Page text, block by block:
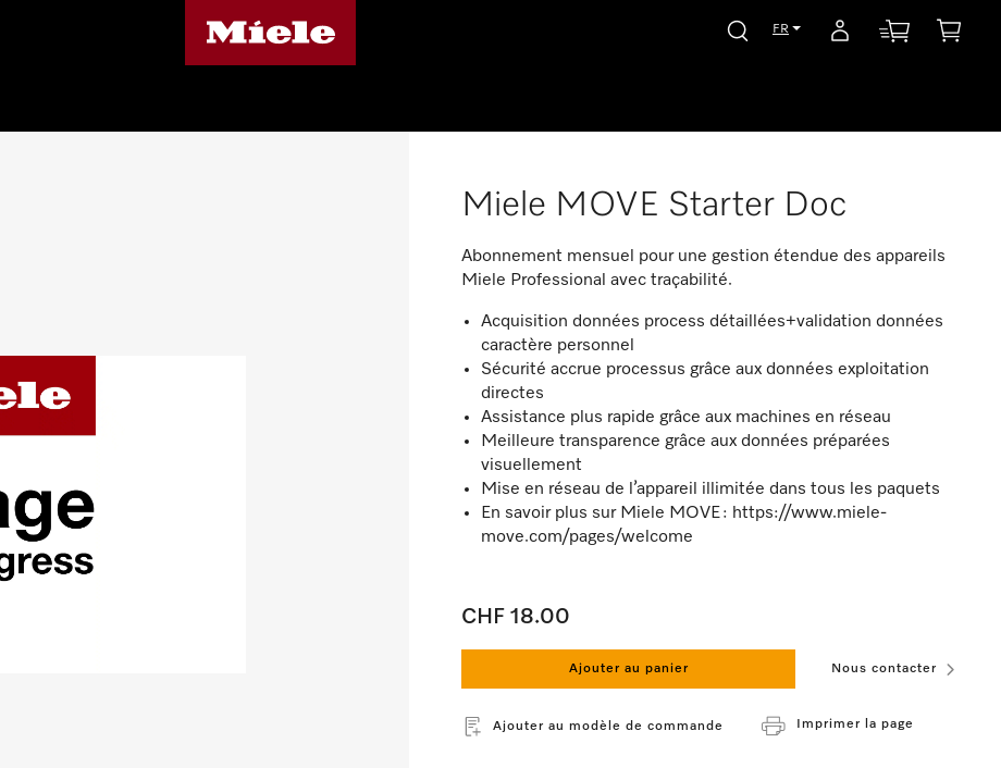
FR
Miele MOVE Starter Doc
Abonnement mensuel pour une gestion étendue des appareils
Miele Professional avec traçabilité.
Acquisition données process détaillées+validation données
caractère personnel
Sécurité accrue processus grâce aux données exploitation
directes
Assistance plus rapide grâce aux machines en réseau
Meilleure transparence grâce aux données préparées
visuellement
Mise en réseau de l’appareil illimitée dans tous les paquets
En savoir plus sur Miele MOVE : https://www.miele-
move.com/pages/welcome
CHF 18.00
Ajouter au panier Nous contacter
Ajouter au modèle de commande Imprimer la page